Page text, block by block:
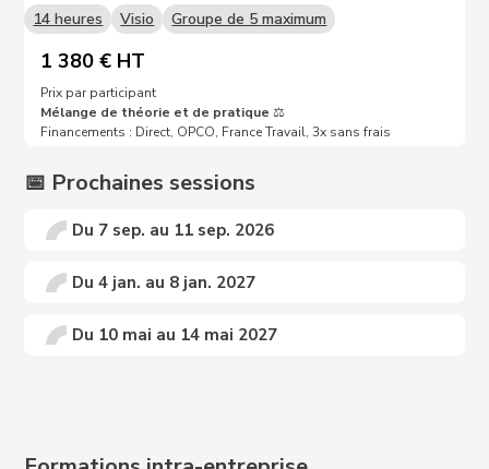
14 heures Visio Groupe de 5 maximum
1 380 € HT
Prix par participant
Mélange de théorie et de pratique⚖️
Financements : Direct, OPCO, France Travail, 3x sans frais
📅 Prochaines sessions
Du 7 sep. au 11 sep. 2026
Du 4 jan. au 8 jan. 2027
Du 10 mai au 14 mai 2027